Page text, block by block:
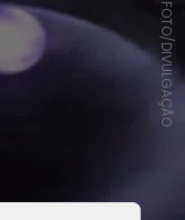
FOTO/DIVULGAÇÃO